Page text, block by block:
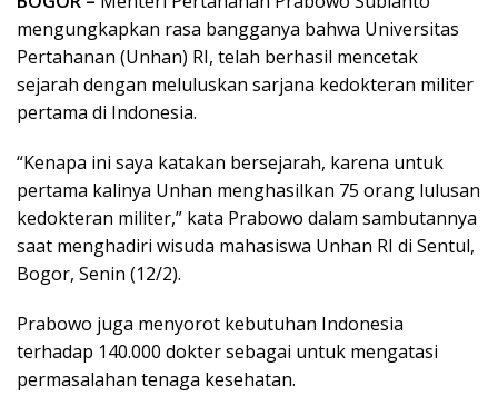
mengungkapkan rasa bangganya bahwa Universitas
Pertahanan (Unhan) RI, telah berhasil mencetak
sejarah dengan meluluskan sarjana kedokteran militer
pertama di Indonesia.
“Kenapa ini saya katakan bersejarah, karena untuk
pertama kalinya Unhan menghasilkan 75 orang lulusan
kedokteran militer,” kata Prabowo dalam sambutannya
saat menghadiri wisuda mahasiswa Unhan RI di Sentul,
Bogor, Senin (12/2).
Prabowo juga menyorot kebutuhan Indonesia
terhadap 140.000 dokter sebagai untuk mengatasi
permasalahan tenaga kesehatan.